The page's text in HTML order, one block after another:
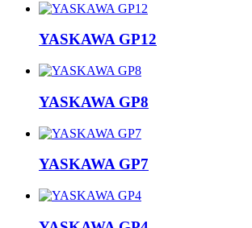
YASKAWA GP12
YASKAWA GP8
YASKAWA GP7